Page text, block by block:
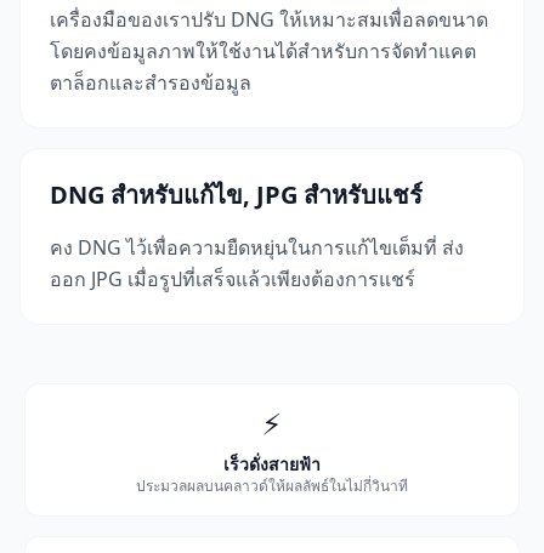
เครื่องมือของเราปรับ DNG ให้เหมาะสมเพื่อลดขนาด
โดยคงข้อมูลภาพให้ใช้งานได้สำหรับการจัดทำแคต
ตาล็อกและสำรองข้อมูล
DNG สำหรับแก้ไข, JPG สำหรับแชร์
คง DNG ไว้เพื่อความยืดหยุ่นในการแก้ไขเต็มที่ ส่ง
ออก JPG เมื่อรูปที่เสร็จแล้วเพียงต้องการแชร์
⚡
เร็วดั่งสายฟ้า
ประมวลผลบนคลาวด์ให้ผลลัพธ์ในไม่กี่วินาที